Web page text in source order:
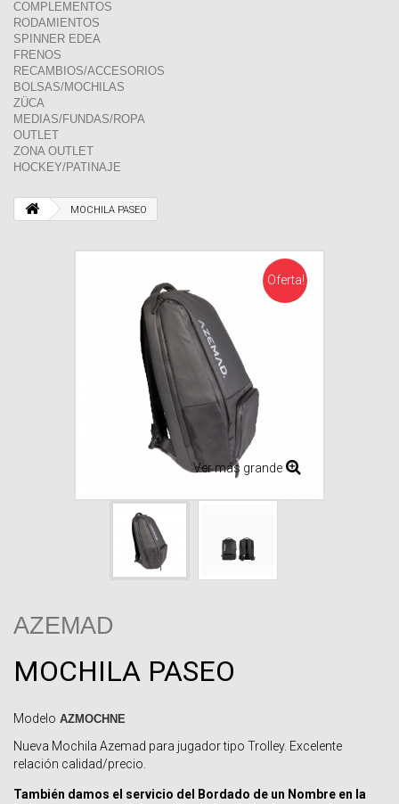
COMPLEMENTOS
RODAMIENTOS
SPINNER EDEA
FRENOS
RECAMBIOS/ACCESORIOS
BOLSAS/MOCHILAS
ZÜCA
MEDIAS/FUNDAS/ROPA
OUTLET
ZONA OUTLET
HOCKEY/PATINAJE
MOCHILA PASEO
Oferta!
Ver más grande
AZEMAD
MOCHILA PASEO
Modelo AZMOCHNE
Nueva Mochila Azemad para jugador tipo Trolley. Excelente
relación calidad/precio.
También damos el servicio del Bordado de un Nombre en la